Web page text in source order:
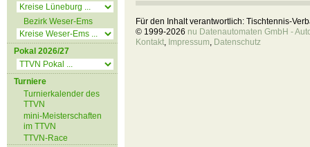
Bezirk Weser-Ems
Pokal 2026/27
Turniere
Turnierkalender des
TTVN
mini-Meisterschaften
im TTVN
TTVN-Race
Für den Inhalt verantwortlich: Tischtennis-
© 1999-2026 nu Datenautomaten GmbH -
Kontakt, Impressum, Datenschutz